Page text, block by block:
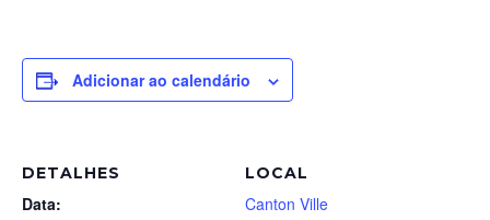
Adicionar ao calendário
DETALHES
Data:
LOCAL
Canton Ville